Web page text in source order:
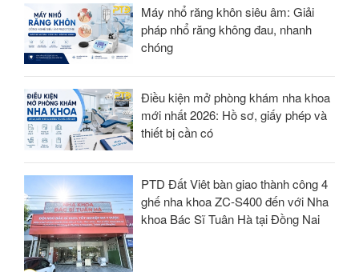
Máy nhổ răng khôn siêu âm: Giải
pháp nhổ răng không đau, nhanh
chóng
Điều kiện mở phòng khám nha khoa
mới nhất 2026: Hồ sơ, giấy phép và
thiết bị cần có
PTD Đất Viêt bàn giao thành công 4
ghế nha khoa ZC-S400 đến với Nha
khoa Bác Sĩ Tuân Hà tại Đồng Nai